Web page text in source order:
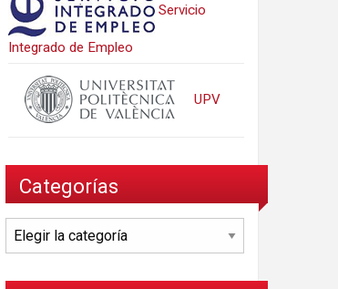
Servicio
Integrado de Empleo
UPV
Categorías
Categorías